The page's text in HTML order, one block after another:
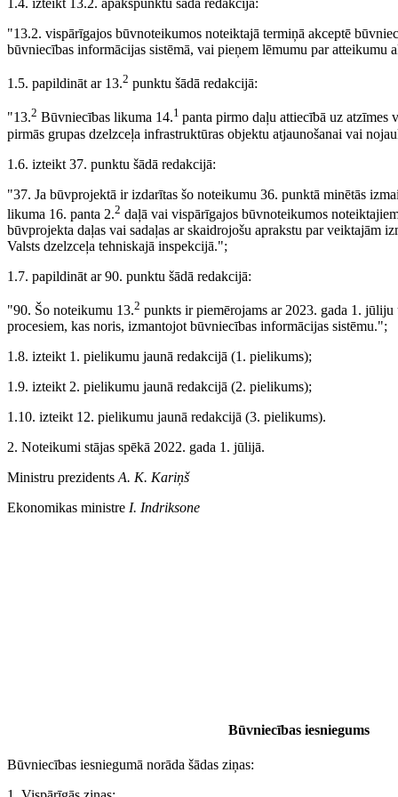
1.4. izteikt 13.2. apakšpunktu šādā redakcijā:
"13.2. vispārīgajos būvnoteikumos noteiktajā termiņā akceptē
būvniecības informācijas sistēmā, vai pieņem lēmumu par atteikumu
1.5. papildināt ar 13.2 punktu šādā redakcijā:
"13.2 Būvniecības likuma 14.1 panta pirmo daļu attiecībā uz atzīmes
pirmās grupas dzelzceļa infrastruktūras objektu atjaunošanai vai
1.6. izteikt 37. punktu šādā redakcijā:
"37. Ja būvprojektā ir izdarītas šo noteikumu 36. punktā minētās
likuma 16. panta 2.2 daļā vai vispārīgajos būvnoteikumos
būvprojekta daļas vai sadaļas ar skaidrojošu aprakstu par veiktajām
Valsts dzelzceļa tehniskajā inspekcijā.";
1.7. papildināt ar 90. punktu šādā redakcijā:
"90. Šo noteikumu 13.2 punkts ir piemērojams ar 2023. gada 1. jūliju
procesiem, kas noris, izmantojot būvniecības informācijas sistēmu.";
1.8. izteikt 1. pielikumu jaunā redakcijā (1. pielikums);
1.9. izteikt 2. pielikumu jaunā redakcijā (2. pielikums);
1.10. izteikt 12. pielikumu jaunā redakcijā (3. pielikums).
2. Noteikumi stājas spēkā 2022. gada 1. jūlijā.
Ministru prezidentsA. K. Kariņš
Ekonomikas ministre I. Indriksone
Būvniecības iesniegums
Būvniecības iesniegumā norāda šādas ziņas: